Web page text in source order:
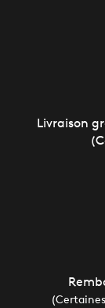
Livraison